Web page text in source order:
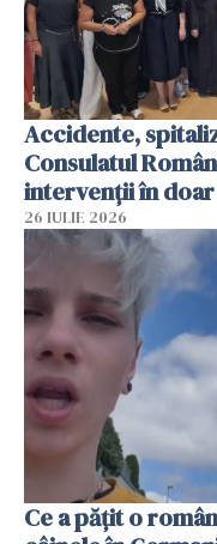
Accidente,
Consulatul
intervenții în
26 IULIE 2026
Ce a pățit o